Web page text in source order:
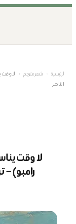
المحتوى
الرئيسية › شعر مترجم › لا وقت
الناصر
لا وقت
رامبو) –